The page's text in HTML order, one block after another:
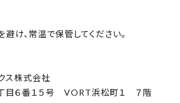
け、常温で保管してください。
ス株式会社
目６番１５号 VORT浜松町１ ７階